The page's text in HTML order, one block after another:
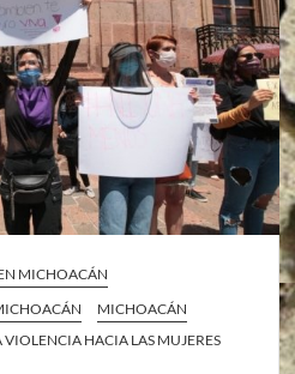
MICHOACÁN
MICHOACÁN
HACIA LAS MUJERES